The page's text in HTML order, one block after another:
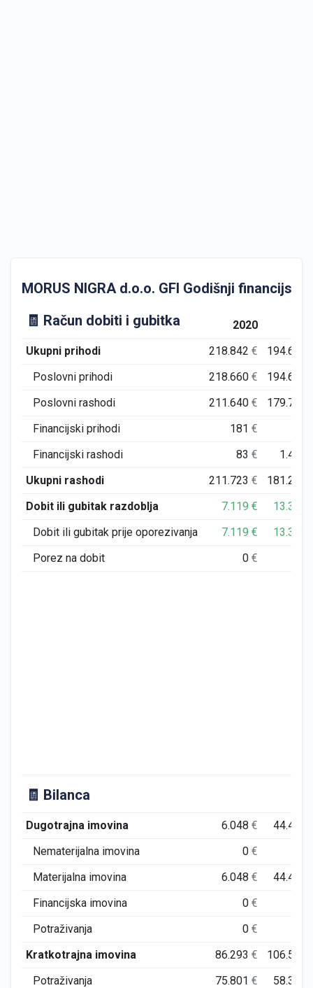
MORUS NIGRA d.o.o. GFI Godišnji financijski
🧾 Račun dobiti i gubitka
2020
Ukupni prihodi
218.842€ 194.634
Poslovni prihodi
218.660€ 194.634
Poslovni rashodi
211.640€ 179.779
Financijski prihodi
181€
Financijski rashodi
83€ 1.470
Ukupni rashodi
211.723€ 181.249
Dobit ili gubitak razdoblja
7.119€ 13.385
Dobit ili gubitak prije oporezivanja
7.119€ 13.385
Porez na dobit
0€
🧾 Bilanca
Dugotrajna imovina 6.048€ 44.421
Nematerijalna imovina
0€
Materijalna imovina
6.048€ 44.421
Financijska imovina
0€
Potraživanja
0€
Kratkotrajna imovina
86.293€ 106.507
Potraživanja
75.801€ 58.364